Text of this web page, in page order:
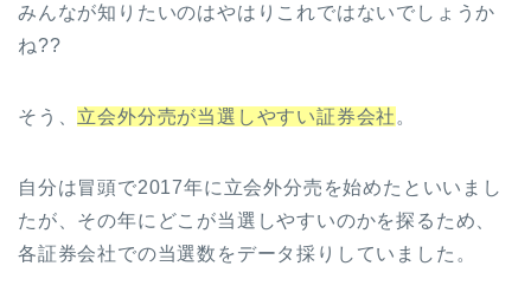
みんなが知りたいのはやはりこれではないでしょうか
ね??
そう、 立会外分売が当選しやすい証券会社 。
自分は冒頭で2017年に立会外分売を始めたといいまし
たが、その年にどこが当選しやすいのかを探るため、
各証券会社での当選数をデータ採りしていました。